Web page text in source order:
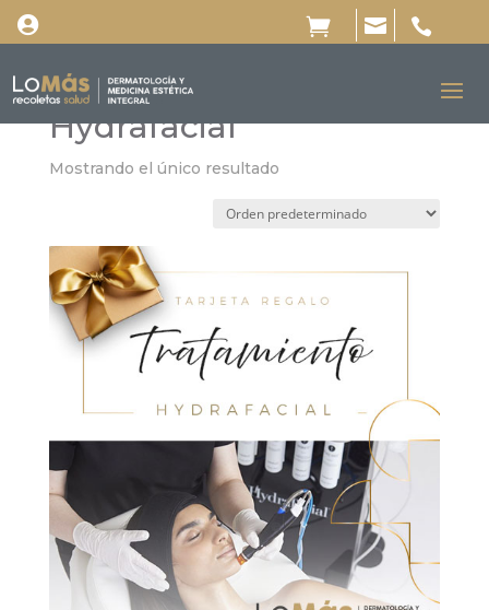
   
Inicio / Productos etiquetados “Hydrafacial”
Hydrafacial
Mostrando el único resultado